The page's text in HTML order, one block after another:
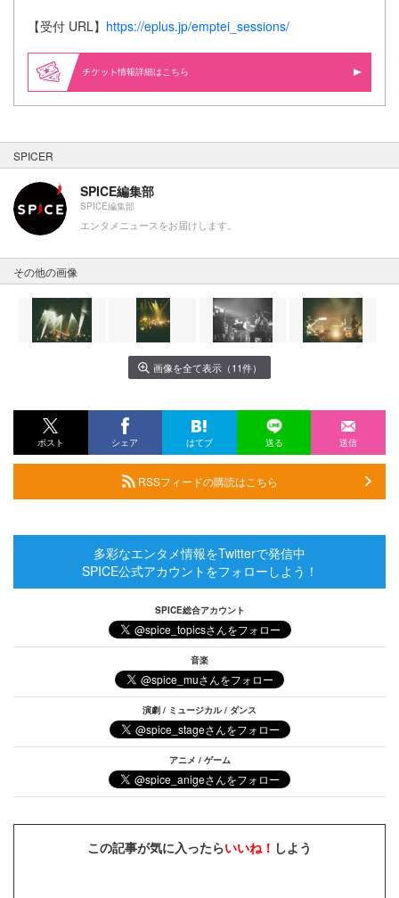
【受付 URL】 https://eplus.jp/emptei_sessions/
情報詳細はこちら
SPICER
SPICE編集部
SPICE編集部
エンタメニュースをお届けします。
その他の画像
画像を全て表示（11件）
ポスト シェア はてブ 送る 送信
RSSフィードの購読はこちら
多彩なエンタメ情報をTwitterで発信中
SPICE公式アカウントをフォローしよう！
SPICE総合アカウント
音楽
演劇 / ミュージカル / ダンス
アニメ / ゲーム
この記事が気に入ったらいいね！ しよう